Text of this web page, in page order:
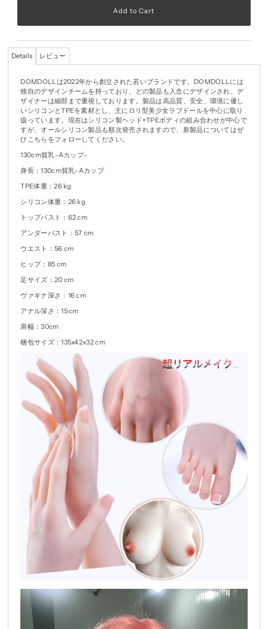
Details レビュー
DOMDOLLは2022年から創立された若いブランドです。DOMDOLLには
独自のデザインチームを持っており、どの製品も入念にデザインされ、デ
ザイナーは細部まで重視しております。製品は高品質、安全、環境に優し
いシリコンとTPEを素材とし、主にロリ型美少女ラブドールを中心に取り
扱っています。現在はシリコン製ヘッド+TPEボディの組み合わせが中心で
すが、オールシリコン製品も順次発売されますので、新製品についてはぜ
ひこちらをフォローしてください。
130cm貧乳-Aカップ-
身長：130cm貧乳-Aカップ
TPE体重：26 kg
シリコン体重：26 kg
トップバスト：62 cm
アンダーバスト：57 cm
ウエスト：56 cm
ヒップ：85 cm
足サイズ：20 cm
ヴァギナ深さ：16 cm
アナル深さ：15 cm
肩幅：30cm
梱包サイズ：135x42x32 cm